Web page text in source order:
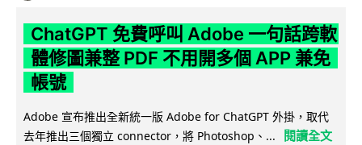
ChatGPT 免費呼叫 Adobe 一句話跨軟
體修圖兼整 PDF 不用開多個 APP 兼免
帳號
Adobe 宣布推出全新統一版 Adobe for ChatGPT 外掛，取代
去年推出三個獨立 connector，將 Photoshop、...
閱讀全文